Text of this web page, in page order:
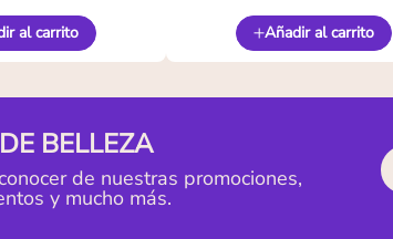
al carrito Añadir al carrito
BELLEZA
de nuestras promociones,
y mucho más.